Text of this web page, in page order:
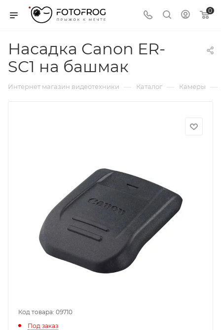
0
Насадка Canon ER-
SC1 на башмак
Интернет магазин видеотехники — Каталог — Камеры —
Код товара: 09710
Под заказ